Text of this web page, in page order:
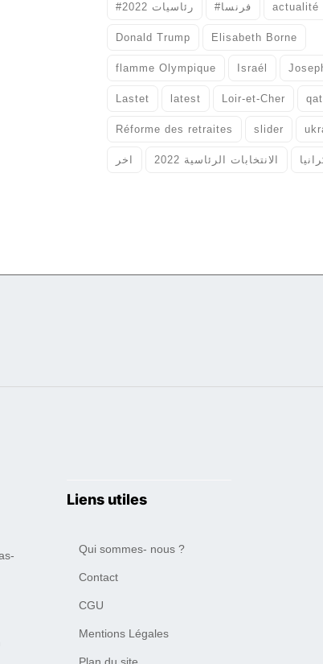
#رئاسيات 2022 #فرنسا actualité
Donald Trump Elisabeth Borne
flamme Olympique Israél
Lastet latest Loir-et-Cher
Réforme des retraites slider
اخر الانتخابات الرئاسية 2022
Liens utiles
Qui sommes- nous ?
Contact
CGU
Mentions Légales